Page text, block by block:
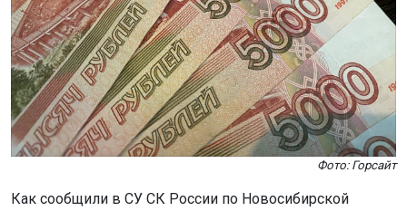
Фото: Горсайт
Как сообщили в СУ СК России по Новосибирской